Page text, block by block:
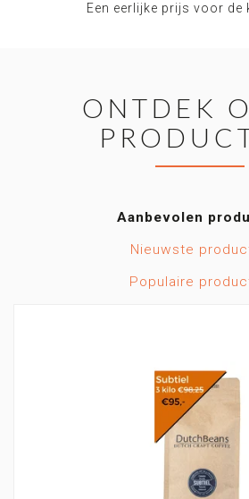
Een eerlijke prijs voor de
ONTDEK
Aanbevolen
Nieuwste
Populaire